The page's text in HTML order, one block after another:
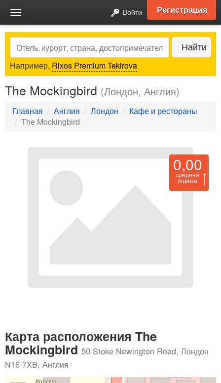
Toggle
navigation
Войти Регистрация
Search Найти
Например, Rixos Premium Tekirova
The Mockingbird (Лондон, Англия)
Главная Англия Лондон
Кафе и рестораны
The Mockingbird
0,00
средняя
оценка
Карта расположения The
Mockingbird 50 Stoke Newington Road, Лондон
N16 7XB, Англия